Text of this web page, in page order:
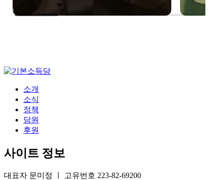
소개
소식
정책
당원
후원
사이트 정보
대표자 문미정 ㅣ 고유번호 223-82-69200